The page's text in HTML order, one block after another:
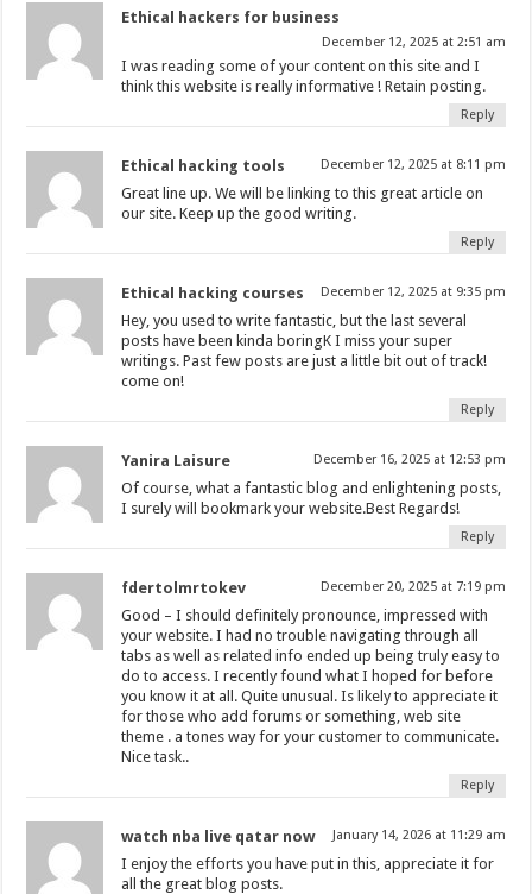
Ethical hackers for business
December 12, 2025 at 2:51 am
I was reading some of your content on this site and I
think this website is really informative ! Retain posting.
Reply
Ethical hacking tools December 12, 2025 at 8:11 pm
Great line up. We will be linking to this great article on
our site. Keep up the good writing.
Reply
Ethical hacking courses December 12, 2025 at 9:35 pm
Hey, you used to write fantastic, but the last several
posts have been kinda boringK I miss your super
writings. Past few posts are just a little bit out of track!
come on!
Reply
Yanira Laisure December 16, 2025 at 12:53 pm
Of course, what a fantastic blog and enlightening posts,
I surely will bookmark your website.Best Regards!
Reply
fdertolmrtokev December 20, 2025 at 7:19 pm
Good – I should definitely pronounce, impressed with
your website. I had no trouble navigating through all
tabs as well as related info ended up being truly easy to
do to access. I recently found what I hoped for before
you know it at all. Quite unusual. Is likely to appreciate it
for those who add forums or something, web site
theme . a tones way for your customer to communicate.
Nice task..
Reply
watch nba live qatar now January 14, 2026 at 11:29 am
I enjoy the efforts you have put in this, appreciate it for
all the great blog posts.